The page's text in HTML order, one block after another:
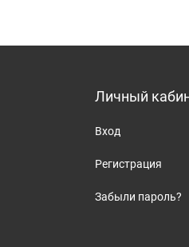
Личный
Вход
Регистрация
Забыли пароль?